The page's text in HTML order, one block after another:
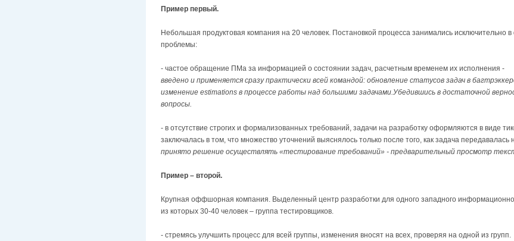
Пример первый.
Небольшая продуктовая компания на 20 человек. Постановкой процесса занимались исключительно в
проблемы:
- частое обращение ПМа за информацией о состоянии задач, расчетным временем их исполнения -
введено и применяется сразу практически всей командой: обновление статусов задач в
изменение estimations в процессе работы над большими задачами.Убедившись в достаточной
вопросы.
- в отсутствие строгих и формализованных требований, задачи на разработку оформляются в виде
заключалась в том, что множество уточнений выяснялось только после того, как задача передавалась
принято решение осуществлять «тестирование требований» - предварительный просмотр
Пример – второй.
Крупная оффшорная компания. Выделенный центр разработки для одного западного
из которых 30-40 человек – группа тестировщиков.
- стремясь улучшить процесс для всей группы, изменения вносят на всех, проверяя на одной из групп.